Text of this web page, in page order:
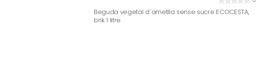
Beguda vegetal d`ametlla sense sucre ECOCESTA,
brik 1 litre